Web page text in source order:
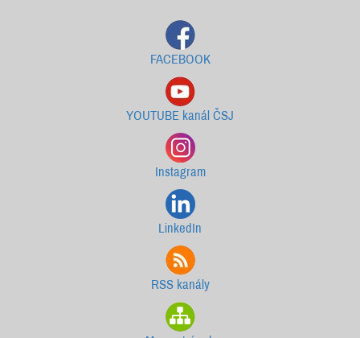
FACEBOOK
YOUTUBE kanál ČSJ
Instagram
LinkedIn
RSS kanály